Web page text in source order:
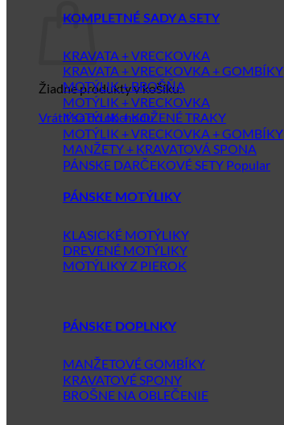
Žiadne produkty v košíku.
Vrátiť sa do obchodu
KOMPLETNÉ SADY A SETY
KRAVATA + VRECKOVKA
KRAVATA + VRECKOVKA + GOMBÍKY
MOTÝLIK + BROŠŇA
MOTÝLIK + VRECKOVKA
MOTÝLIK + KOŽENÉ TRAKY
MOTÝLIK + VRECKOVKA + GOMBÍKY
MANŽETY + KRAVATOVÁ SPONA
PÁNSKE DARČEKOVÉ SETY
PÁNSKE MOTÝLIKY
KLASICKÉ MOTÝLIKY
DREVENÉ MOTÝLIKY
MOTÝLIKY Z PIEROK
PÁNSKE DOPLNKY
MANŽETOVÉ GOMBÍKY
KRAVATOVÉ SPONY
BROŠNE NA OBLEČENIE